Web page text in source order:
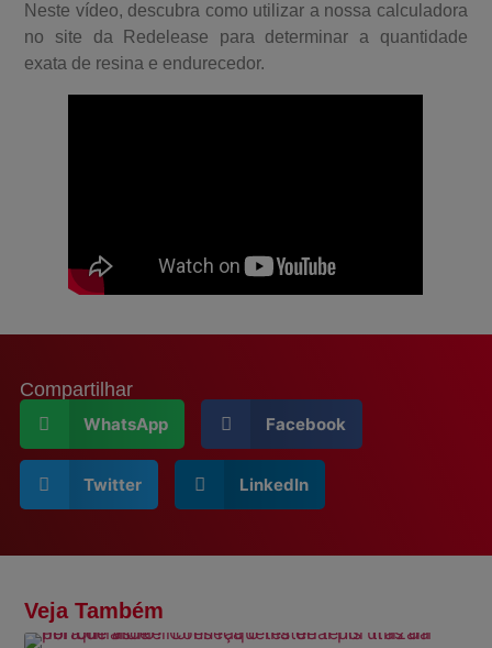
Neste vídeo, descubra como utilizar a nossa calculadora
no site da Redelease para determinar a quantidade
exata de resina e endurecedor.
Compartilhar
WhatsApp Facebook
Twitter LinkedIn
Veja Também